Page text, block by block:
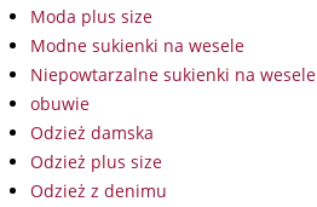
Moda plus size
Modne sukienki na wesele
Niepowtarzalne sukienki na wesele
obuwie
Odzież damska
Odzież plus size
Odzież z denimu